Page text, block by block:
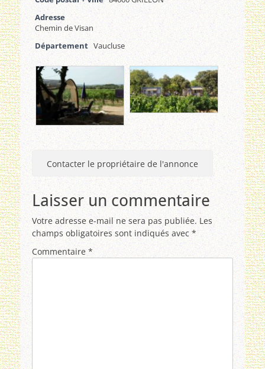
Adresse
Chemin de Visan
Département Vaucluse
Contacter le propriétaire de l'annonce
Laisser un commentaire
Votre adresse e-mail ne sera pas publiée. Les
champs obligatoires sont indiqués avec*
Commentaire*